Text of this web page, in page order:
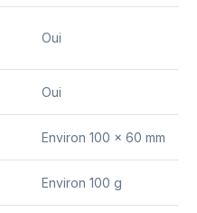
Oui
Oui
Environ 100 x 60 mm
Environ 100 g